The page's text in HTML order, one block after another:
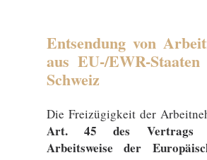
Entsendung von
aus EU-/EWR-
Schweiz
Die Freizügigkeit der
Art. 45 des Vertrags
Arbeitsweise der